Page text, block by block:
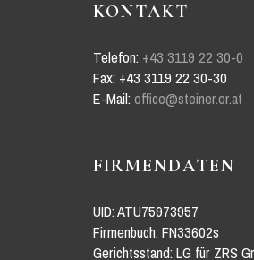
KONTAKT
Telefon:+43 3119 22 30-0
Fax: +43 3119 22 30-30
E-Mail:office@steiner.or.at
FIRMENDATEN
UID: ATU75973957
Firmenbuch: FN33602s
Gerichtsstand: LG für ZRS